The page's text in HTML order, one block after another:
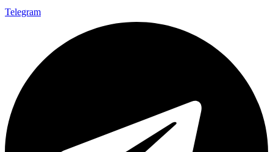
Telegram